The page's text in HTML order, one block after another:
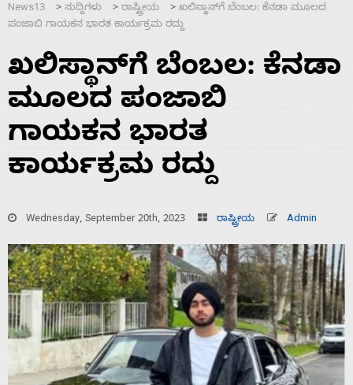
News13 > ಸುದ್ದಿಗಳು > ರಾಷ್ಟ್ರೀಯ > ಖಲಿಸ್ಥಾನ್‌ಗೆ ಬೆಂಬಲ: ಕೆನಡಾ ಮೂಲದ
ಪಂಜಾಬಿ ಗಾಯಕನ ಭಾರತ ಕಾರ್ಯಕ್ರಮ ರದ್ದು
ಖಲಿಸ್ಥಾನ್‌ಗೆ ಬೆಂಬಲ: ಕೆನಡಾ
ಮೂಲದ ಪಂಜಾಬಿ
ಗಾಯಕನ ಭಾರತ
ಕಾರ್ಯಕ್ರಮ ರದ್ದು
Wednesday, September 20th, 2023 ರಾಷ್ಟ್ರೀಯ Admin